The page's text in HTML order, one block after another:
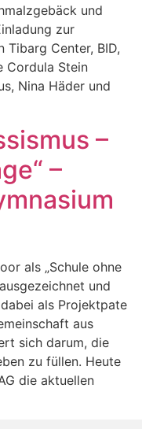
und
zur
Tibarg Center, BID,
Cordula Stein
Nina Häder und
–
–
als „Schule ohne
und
als Projektpate
aus
sich darum, die
zu füllen. Heute
die aktuellen